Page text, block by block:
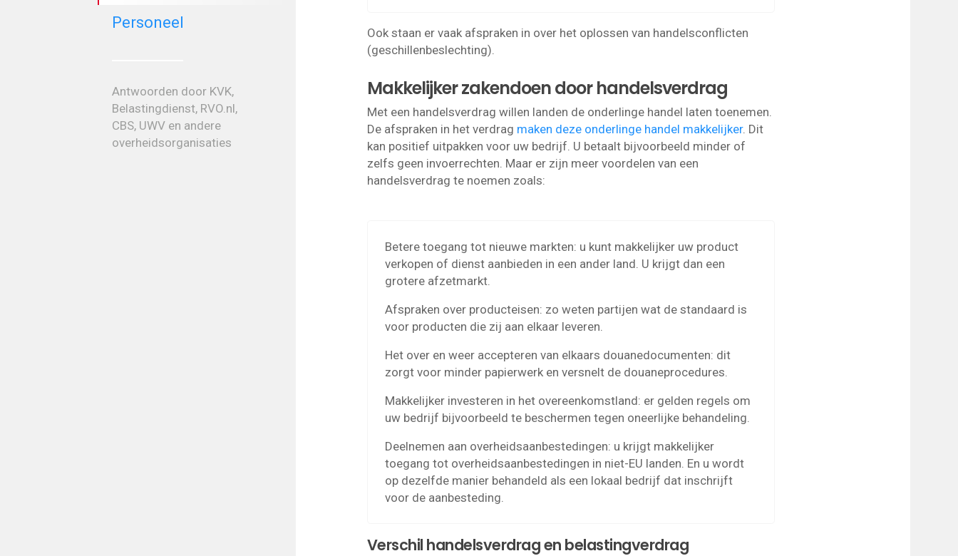
Personeel
Antwoorden door KVK,
Belastingdienst, RVO.nl,
CBS, UWV en andere
overheidsorganisaties
Ook staan er vaak afspraken in over het oplossen van handelsconflicten
(geschillenbeslechting).
Makkelijker zakendoen door handelsverdrag
Met een handelsverdrag willen landen de onderlinge handel laten toenemen.
De afspraken in het verdrag maken deze onderlinge handel makkelijker. Dit
kan positief uitpakken voor uw bedrijf. U betaalt bijvoorbeeld minder of
zelfs geen invoerrechten. Maar er zijn meer voordelen van een
handelsverdrag te noemen zoals:
Betere toegang tot nieuwe markten: u kunt makkelijker uw product
verkopen of dienst aanbieden in een ander land. U krijgt dan een
grotere afzetmarkt.
Afspraken over producteisen: zo weten partijen wat de standaard is
voor producten die zij aan elkaar leveren.
Het over en weer accepteren van elkaars douanedocumenten: dit
zorgt voor minder papierwerk en versnelt de douaneprocedures.
Makkelijker investeren in het overeenkomstland: er gelden regels om
uw bedrijf bijvoorbeeld te beschermen tegen oneerlijke behandeling.
Deelnemen aan overheidsaanbestedingen: u krijgt makkelijker
toegang tot overheidsaanbestedingen in niet-EU landen. En u wordt
op dezelfde manier behandeld als een lokaal bedrijf dat inschrijft
voor de aanbesteding.
Verschil handelsverdrag en belastingverdrag